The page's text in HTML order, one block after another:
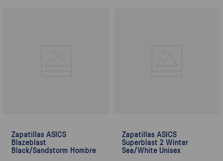
Zapatillas ASICS
Blazeblast
Black/Sandstorm Hombre
Zapatillas ASICS
Superblast 2 Winter
Sea/White Unisex